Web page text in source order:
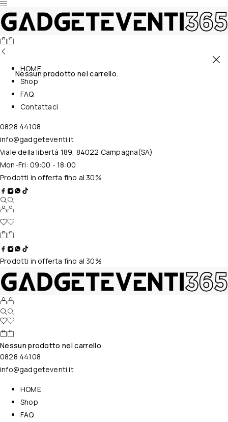
Nessun prodotto nel carrello.
HOME
Shop
FAQ
Contattaci
0828 44108
info@gadgeteventi.it
Viale della libertà 189, 84022 Campagna(SA)
Mon-Fri: 09:00 - 18:00
Prodotti in offerta fino al 30%
Prodotti in offerta fino al 30%
Nessun prodotto nel carrello.
0828 44108
info@gadgeteventi.it
HOME
Shop
FAQ